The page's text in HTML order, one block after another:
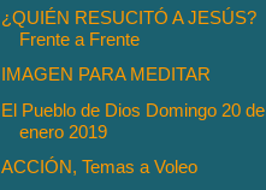
¿QUIÉN RESUCITÓ A JESÚS?
Frente a Frente
IMAGEN PARA MEDITAR
El Pueblo de Dios Domingo 20 de
enero 2019
ACCIÓN, Temas a Voleo